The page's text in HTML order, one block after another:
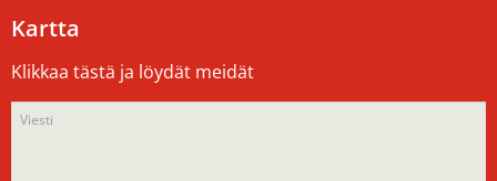
Kartta
Klikkaa tästä ja löydät meidät